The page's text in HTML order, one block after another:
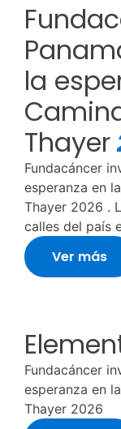
la
Thayer
Fundacáncer
esperanza en
Thayer 2026 .
calles del país
Ver más
Fundacáncer
esperanza en
Thayer 2026